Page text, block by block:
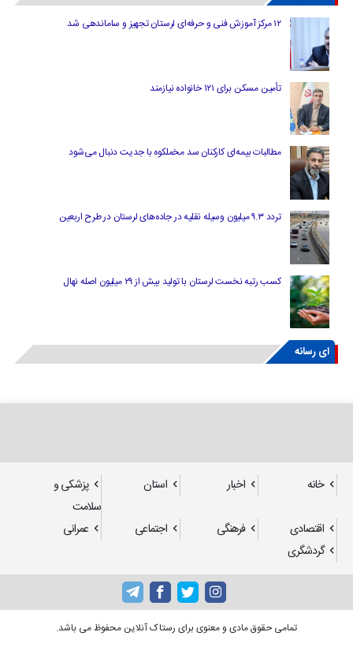
۱۲ مرکز آموزش فنی و حرفه‌ای لرستان تجهیز و ساماندهی شد
تأمین مسکن برای ۱۲۱ خانواده نیازمند
مطالبات بیمه‌ای کارکنان سد مخملکوه با جدیت دنبال می‌شود
تردد ۹.۳ میلیون وسیله نقلیه در جاده‌های لرستان در طرح اربعین
کسب رتبه نخست لرستان با تولید بیش از ۲۹ میلیون اصله نهال
ای رسانه
خانه اخبار استان
پزشکی و
سلامت
اقتصادی
فرهنگی اجتماعی
عمرانی
گردشگری
تمامی حقوق مادی و معنوی برای رستاک آنلاین محفوظ می باشد.